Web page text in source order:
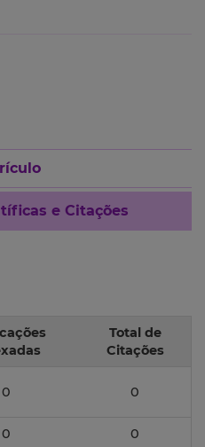
e Citações
Total de
Citações
0 0
0 0